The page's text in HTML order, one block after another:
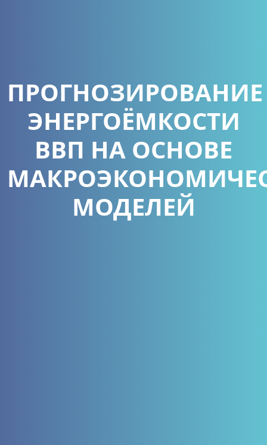
ПРОГНОЗИРОВАНИЕ
ЭНЕРГОЁМКОСТИ
ВВП НА ОСНОВЕ
МОДЕЛЕЙ